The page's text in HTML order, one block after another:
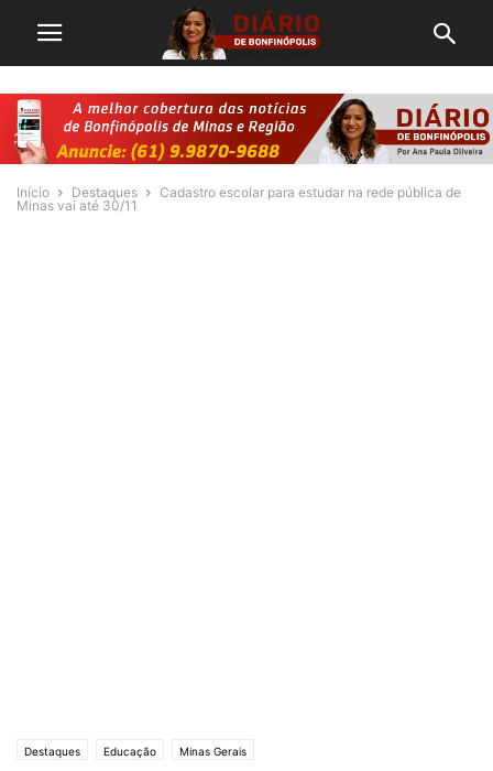
Início Destaques
Cadastro escolar para estudar na rede pública de
Minas vai até 30/11
Destaques Educação Minas Gerais